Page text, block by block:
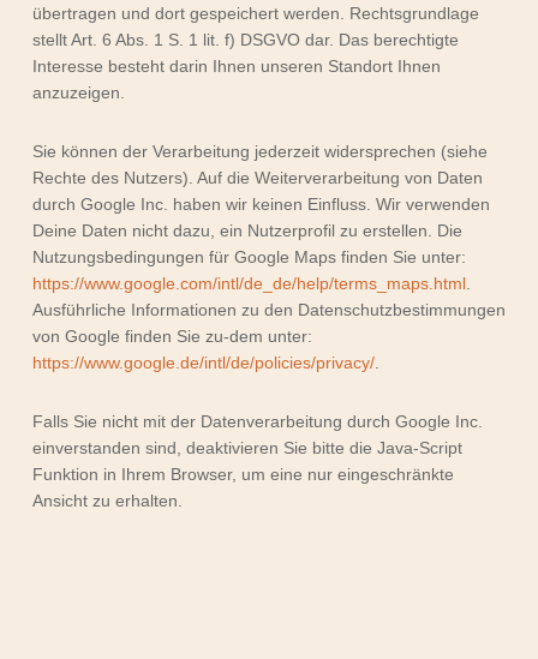
übertragen und dort gespeichert werden. Rechtsgrundlage
stellt Art. 6 Abs. 1 S. 1 lit. f) DSGVO dar. Das berechtigte
Interesse besteht darin Ihnen unseren Standort Ihnen
anzuzeigen.
Sie können der Verarbeitung jederzeit widersprechen (siehe
Rechte des Nutzers). Auf die Weiterverarbeitung von Daten
durch Google Inc. haben wir keinen Einfluss. Wir verwenden
Deine Daten nicht dazu, ein Nutzerprofil zu erstellen. Die
Nutzungsbedingungen für Google Maps finden Sie unter:
https://www.google.com/intl/de_de/help/terms_maps.html.
Ausführliche Informationen zu den Datenschutzbestimmungen
von Google finden Sie zu-dem unter:
https://www.google.de/intl/de/policies/privacy/.
Falls Sie nicht mit der Datenverarbeitung durch Google Inc.
einverstanden sind, deaktivieren Sie bitte die Java-Script
Funktion in Ihrem Browser, um eine nur eingeschränkte
Ansicht zu erhalten.